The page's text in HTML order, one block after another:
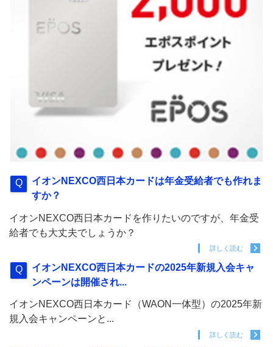
イオンNEXCO西日本カードは年金受給者でも作れま
すか？
イオンNEXCO西日本カードを作りたいのですが、年金受
給者でも大丈夫でしょうか？
詳しく読む
イオンNEXCO西日本カードの2025年新規入会キャ
ンペーンは開催され...
イオンNEXCO西日本カード（WAON一体型）の2025年新
規入会キャンペーンと...
詳しく読む